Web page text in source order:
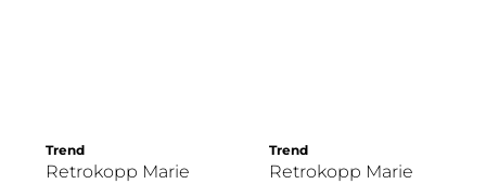
Trend
Retrokopp Marie
Trend
Retrokopp Marie